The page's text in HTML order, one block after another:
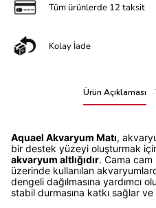
Tüm ürünlerde 12 taksit
Kolay İade
Ürün Açıklaması
Aquael Akvaryum Matı,
bir destek yüzeyi oluşturmak
akvaryum altlığıdır. Cama
üzerinde kullanılan
dengeli dağılmasına yardımcı
stabil durmasına katkı sağlar